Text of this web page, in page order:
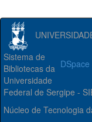
Sistema de
Bibliotecas da
Universidade
Federal de Sergipe -
Núcleo de Tecnologia